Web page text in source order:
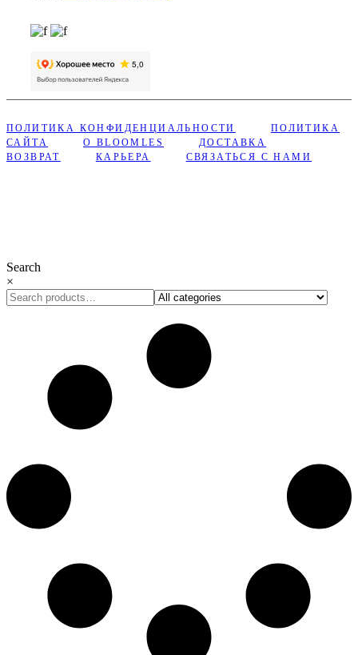
ПОЛИТИКА КОНФИДЕНЦИАЛЬНОСТИ
ПОЛИТИКА
САЙТА
О BLOOMLES
ДОСТАВКА
ВОЗВРАТ
КАРЬЕРА СВЯЗАТЬСЯ С НАМИ
Search
×